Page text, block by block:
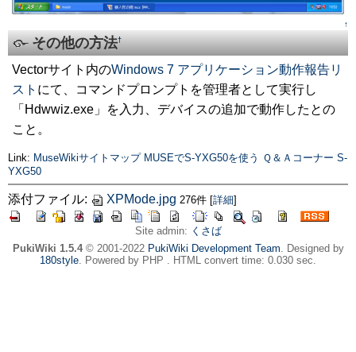
↑
その他の方法†
Vectorサイト内のWindows 7 アプリケーション動作報告リ
スト にて、コマンドプロンプトを管理者として実行し
「Hdwwiz.exe」を入力、デバイスの追加で動作したとの
こと。
Link: MuseWikiサイトマップ MUSEでS-YXG50を使う Ｑ＆Ａコーナー S-
YXG50
添付ファイル: XPMode.jpg 276件 [詳細]
Site admin: くさば
PukiWiki 1.5.4© 2001-2022 PukiWiki Development Team. Designed by
180style. Powered by PHP . HTML convert time: 0.030 sec.